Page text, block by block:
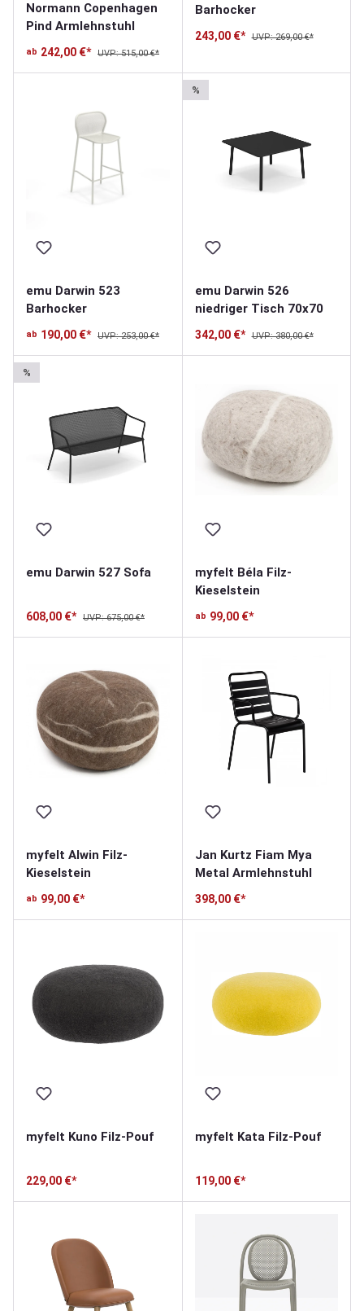
Normann Copenhagen
Pind Armlehnstuhl
ab 242,00 €* UVP: 515,00 €*
Barhocker
243,00 €* UVP: 269,00 €*
emu Darwin 523
Barhocker
ab 190,00 €* UVP: 253,00 €*
%
emu Darwin 526
niedriger Tisch 70x70
342,00 €* UVP: 380,00 €*
%
emu Darwin 527 Sofa
608,00 €* UVP: 675,00 €*
myfelt Béla Filz-
Kieselstein
ab 99,00 €*
myfelt Alwin Filz-
Kieselstein
ab 99,00 €*
Jan Kurtz Fiam Mya
Metal Armlehnstuhl
398,00 €*
myfelt Kuno Filz-Pouf
229,00 €*
myfelt Kata Filz-Pouf
119,00 €*